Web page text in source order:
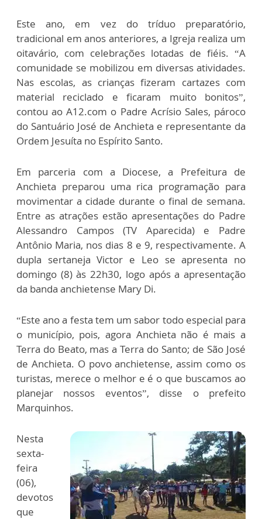
Este ano, em vez do tríduo preparatório,
tradicional em anos anteriores, a Igreja realiza um
oitavário, com celebrações lotadas de fiéis. “A
comunidade se mobilizou em diversas atividades.
Nas escolas, as crianças fizeram cartazes com
material reciclado e ficaram muito bonitos”,
contou ao A12.com o Padre Acrísio Sales, pároco
do Santuário José de Anchieta e representante da
Ordem Jesuíta no Espírito Santo.
Em parceria com a Diocese, a Prefeitura de
Anchieta preparou uma rica programação para
movimentar a cidade durante o final de semana.
Entre as atrações estão apresentações do Padre
Alessandro Campos (TV Aparecida) e Padre
Antônio Maria, nos dias 8 e 9, respectivamente. A
dupla sertaneja Victor e Leo se apresenta no
domingo (8) às 22h30, logo após a apresentação
da banda anchietense Mary Di.
“Este ano a festa tem um sabor todo especial para
o município, pois, agora Anchieta não é mais a
Terra do Beato, mas a Terra do Santo; de São José
de Anchieta. O povo anchietense, assim como os
turistas, merece o melhor e é o que buscamos ao
planejar nossos eventos”, disse o prefeito
Marquinhos.
Nesta
sexta-
feira
(06),
devotos
que